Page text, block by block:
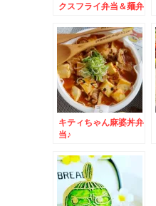
クスフライ弁当＆麺弁
キティちゃん麻婆丼弁
当♪